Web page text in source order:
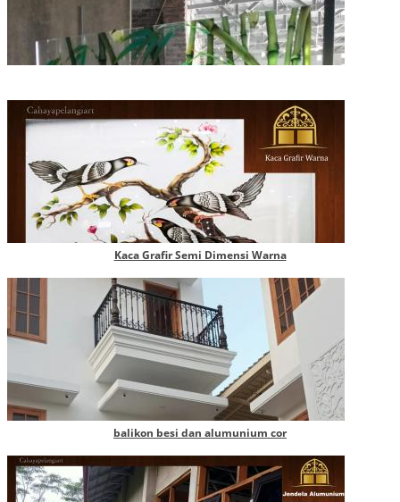
Kaca Grafir Semi Dimensi Warna
balikon besi dan alumunium cor